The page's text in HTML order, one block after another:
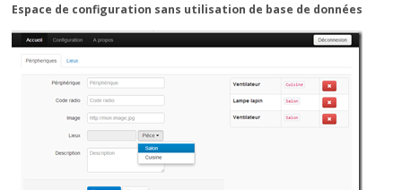
Espace de configuration sans utilisation de base de données